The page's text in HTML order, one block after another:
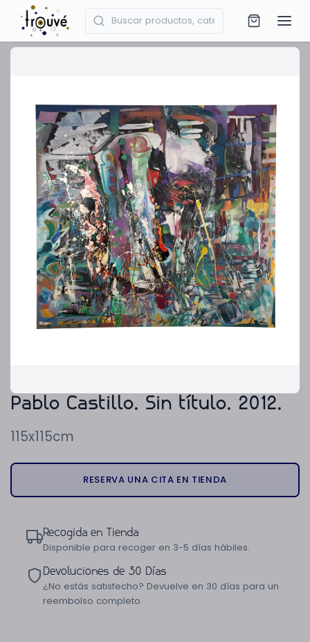
Pablo Castillo. Sin título. 2012.
115x115cm
RESERVA UNA CITA EN TIENDA
Recogida en Tienda
Disponible para recoger en 3-5 días hábiles.
Devoluciones de 30 Días
¿No estás satisfecho? Devuelve en 30 días para un
reembolso completo.